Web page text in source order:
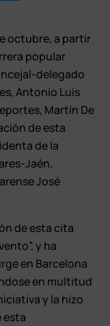
octubre, a partir
popular
delegado
Antonio Luis
Martín De
de esta
de la
Jaén,
José
de esta cita
y ha
en Barcelona
en multitud
y la hizo
esta